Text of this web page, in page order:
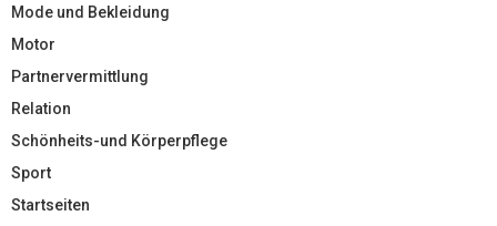
Mode und Bekleidung
Motor
Partnervermittlung
Relation
Schönheits-und Körperpflege
Sport
Startseiten